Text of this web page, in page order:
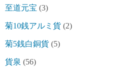
至道元宝 (3)
菊10銭アルミ貨 (2)
菊5銭白銅貨 (5)
貨泉 (56)